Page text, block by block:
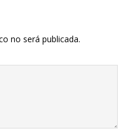
no será publicada.